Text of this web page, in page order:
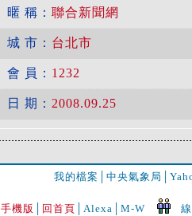
暱 稱：聯合新聞網
城 市： 台北市
會 員： 1232
日 期： 2008.09.25
我的檔案 │中央氣象局 │
手機版 回首頁 │Alexa│M-W